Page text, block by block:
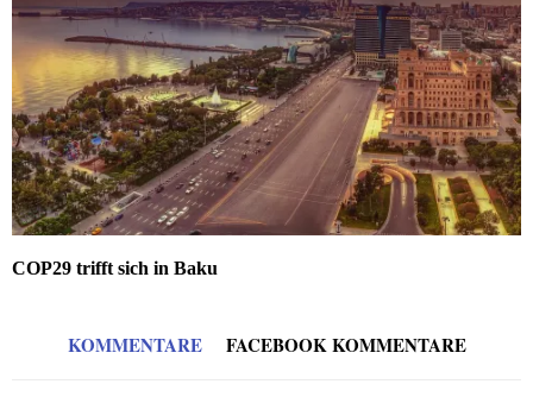
COP29 trifft sich in Baku
KOMMENTARE FACEBOOK KOMMENTARE